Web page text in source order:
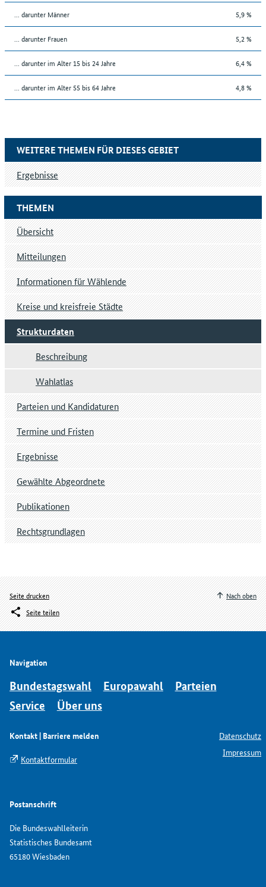
... darunter Männer 5,9 %
... darunter Frauen 5,2 %
... darunter im Alter 15 bis 24 Jahre 6,4 %
... darunter im Alter 55 bis 64 Jahre 4,8 %
THEMEN
Übersicht
Mitteilungen
Informationen für Wählende
Kreise und kreisfreie Städte
Strukturdaten
Beschreibung
Wahlatlas
Parteien und Kandidaturen
Termine und Fristen
Ergebnisse
Gewählte Abgeordnete
Publikationen
Rechtsgrundlagen
WEITERE THEMEN FÜR DIESES GEBIET
Ergebnisse
Seite drucken
Seite teilen
Nach oben
Navigation
Bundestagswahl Europawahl
Parteien
Service
Über uns
Kontakt | Barriere melden
Kontaktformular
Postanschrift
Die Bundeswahlleiterin
Statistisches Bundesamt
65180 Wiesbaden
Datenschutz
Impressum